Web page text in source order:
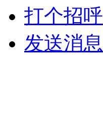
打个招呼
发送消息